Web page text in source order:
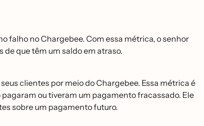
falho no Chargebee. Com essa métrica, o senhor
que têm um saldo em atraso.
clientes por meio do Chargebee. Essa métrica é
ou tiveram um pagamento fracassado. Ele
sobre um pagamento futuro.